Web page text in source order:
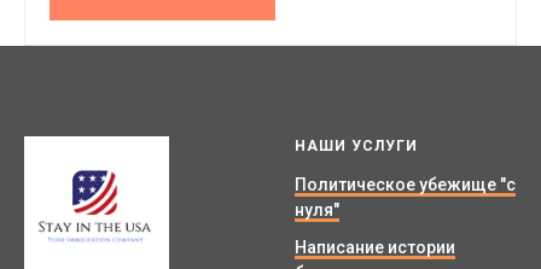
НАШИ УСЛУГИ
Политическое убежище "с
нуля"
Написание истории